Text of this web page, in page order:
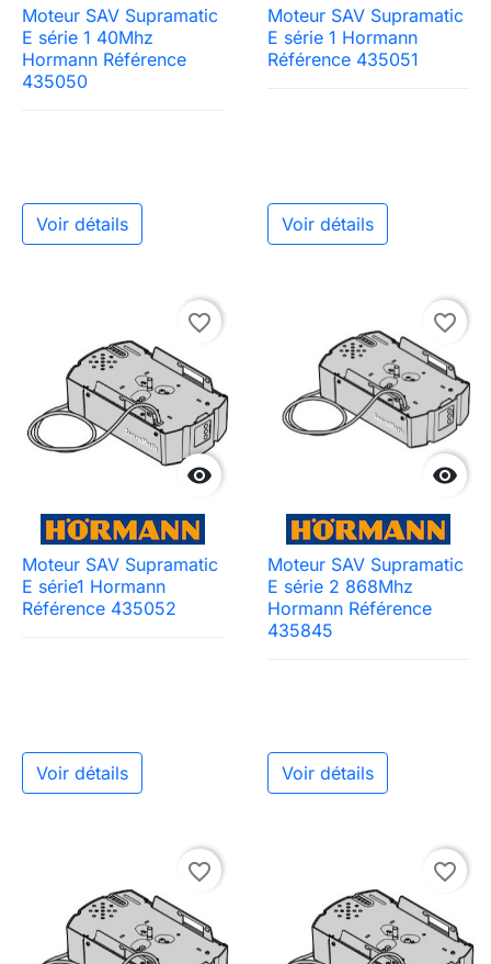
Moteur SAV Supramatic
E série 1 40Mhz
Hormann Référence
435050
Voir détails
Moteur SAV Supramatic
E série 1 Hormann
Référence 435051
Voir détails

favorite_border
Moteur SAV Supramatic
E série1 Hormann
Référence 435052
Voir détails

favorite_border
Moteur SAV Supramatic
E série 2 868Mhz
Hormann Référence
435845
Voir détails
favorite_border favorite_border